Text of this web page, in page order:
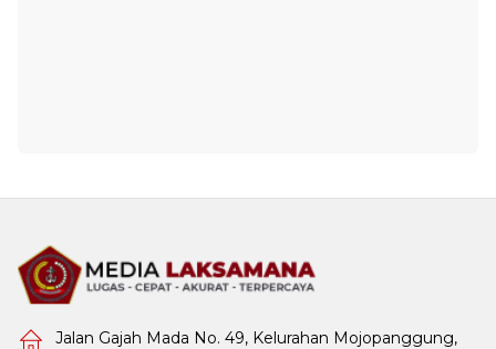
Jalan Gajah Mada No. 49, Kelurahan Mojopanggung,